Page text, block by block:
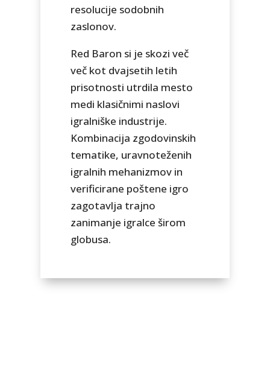
resolucije sodobnih
zaslonov.
Red Baron si je skozi več
več kot dvajsetih letih
prisotnosti utrdila mesto
medi klasičnimi naslovi
igralniške industrije.
Kombinacija zgodovinskih
tematike, uravnoteženih
igralnih mehanizmov in
verificirane poštene igro
zagotavlja trajno
zanimanje igralce širom
globusa.